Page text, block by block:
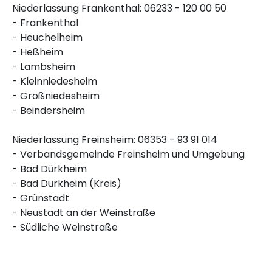
Niederlassung Frankenthal: 06233 - 120 00 50
- Frankenthal
- Heuchelheim
- Heßheim
- Lambsheim
- Kleinniedesheim
- Großniedesheim
- Beindersheim
Niederlassung Freinsheim: 06353 - 93 91 014
- Verbandsgemeinde Freinsheim und Umgebung
- Bad Dürkheim
- Bad Dürkheim (Kreis)
- Grünstadt
- Neustadt an der Weinstraße
- Südliche Weinstraße